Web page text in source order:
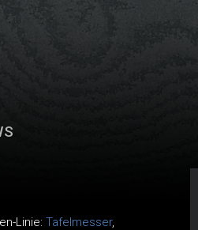
Linie: Tafelmesser,